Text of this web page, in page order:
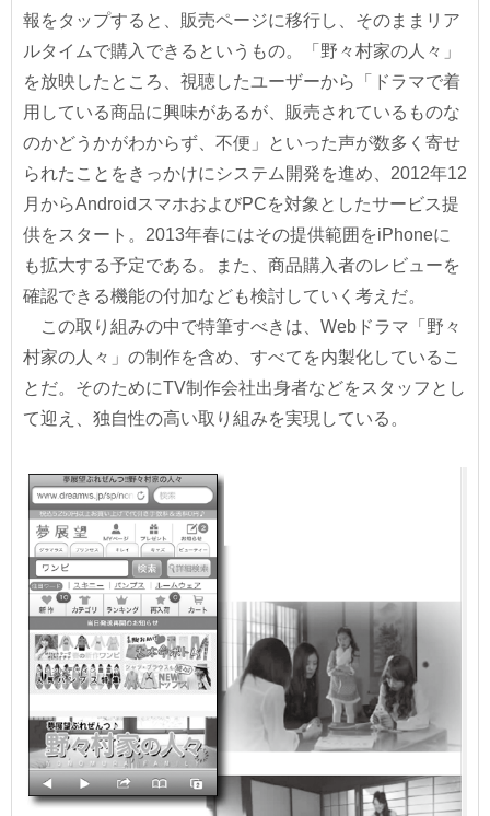
報をタップすると、販売ページに移行し、そのままリア
ルタイムで購入できるというもの。「野々村家の人々」
を放映したところ、視聴したユーザーから「ドラマで着
用している商品に興味があるが、販売されているものな
のかどうかがわからず、不便」といった声が数多く寄せ
られたことをきっかけにシステム開発を進め、2012年12
月からAndroidスマホおよびPCを対象としたサービス提
供をスタート。2013年春にはその提供範囲をiPhoneに
も拡大する予定である。また、商品購入者のレビューを
確認できる機能の付加なども検討していく考えだ。
この取り組みの中で特筆すべきは、Webドラマ「野々
村家の人々」の制作を含め、すべてを内製化しているこ
とだ。そのためにTV制作会社出身者などをスタッフとし
て迎え、独自性の高い取り組みを実現している。